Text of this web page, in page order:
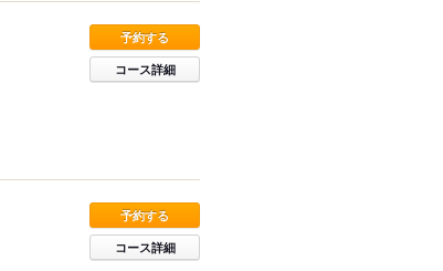
予約する
コース詳細
予約する
コース詳細